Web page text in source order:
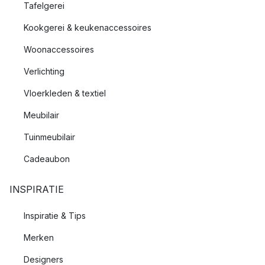
Tafelgerei
Kookgerei & keukenaccessoires
Woonaccessoires
Verlichting
Vloerkleden & textiel
Meubilair
Tuinmeubilair
Cadeaubon
INSPIRATIE
Inspiratie & Tips
Merken
Designers